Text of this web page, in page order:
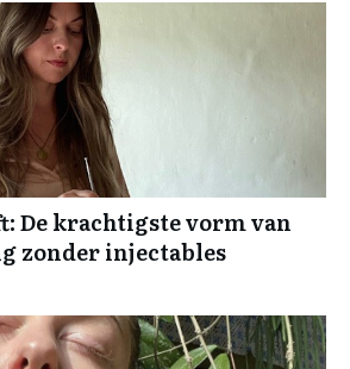
De krachtigste vorm van
zonder injectables